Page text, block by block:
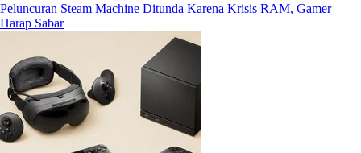
Peluncuran Steam Machine Ditunda Karena Krisis RAM, Gamer
Harap Sabar